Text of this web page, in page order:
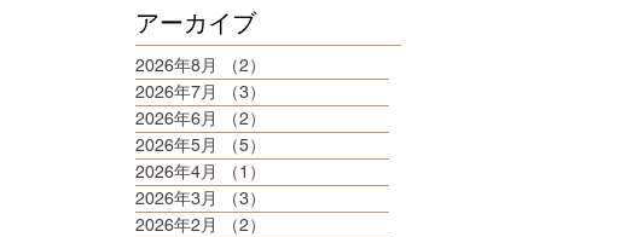
アーカイブ
2026年8月 （2）
2026年7月
（3）
2026年6月
（2）
2026年5月
（5）
2026年4月
（1）
2026年3月
（3）
2026年2月
（2）